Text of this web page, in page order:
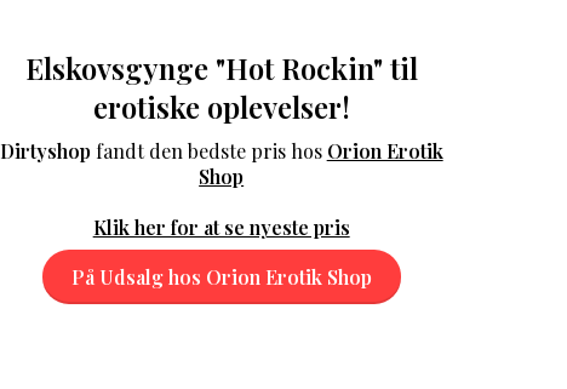
Elskovsgynge "Hot Rockin" til
erotiske oplevelser!
Dirtyshop fandt den bedste pris hos Orion Erotik
Shop
Klik her for at se nyeste pris
På Udsalg hos Orion Erotik Shop